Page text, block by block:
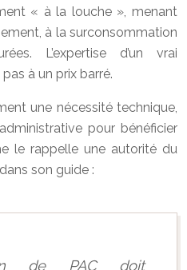
« à la louche », menant
à la surconsommation
L’expertise d’un vrai
à un prix barré.
une nécessité technique,
pour bénéficier
le rappelle une autorité du
son guide :
de PAC doit